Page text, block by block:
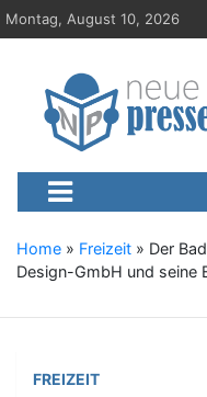
S
k
Montag, August 10, 2026
Neue-
Presseportal,
Home » Freizeit » Der
Design-GmbH und seine
FREIZEIT